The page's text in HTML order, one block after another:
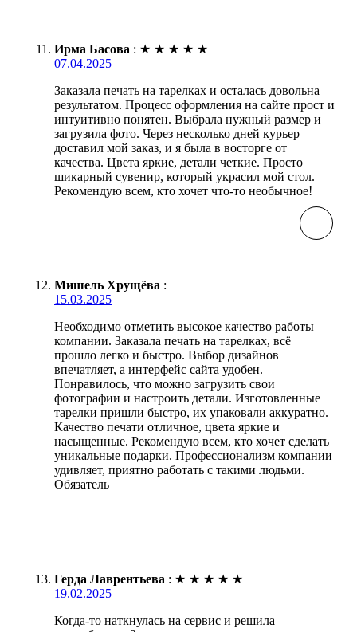
Ирма Басова : ★ ★ ★ ★ ★
07.04.2025
Заказала печать на тарелках и осталась довольна
результатом. Процесс оформления на сайте прост и
интуитивно понятен. Выбрала нужный размер и
загрузила фото. Через несколько дней курьер
доставил мой заказ, и я была в восторге от
качества. Цвета яркие, детали четкие. Просто
шикарный сувенир, который украсил мой стол.
Рекомендую всем, кто хочет что-то необычное!
Мишель Хрущёва :
15.03.2025
Необходимо отметить высокое качество работы
компании. Заказала печать на тарелках, всё
прошло легко и быстро. Выбор дизайнов
впечатляет, а интерфейс сайта удобен.
Понравилось, что можно загрузить свои
фотографии и настроить детали. Изготовленные
тарелки пришли быстро, их упаковали аккуратно.
Качество печати отличное, цвета яркие и
насыщенные. Рекомендую всем, кто хочет сделать
уникальные подарки. Профессионализм компании
удивляет, приятно работать с такими людьми.
Обязатель
Герда Лаврентьева : ★ ★ ★ ★ ★
19.02.2025
Когда-то наткнулась на сервис и решила